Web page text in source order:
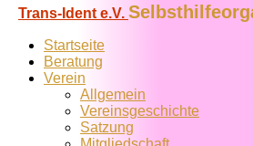
Trans-Ident e.V.
Startseite
Beratung
Verein
Allgemein
Vereins­geschichte
Satzung